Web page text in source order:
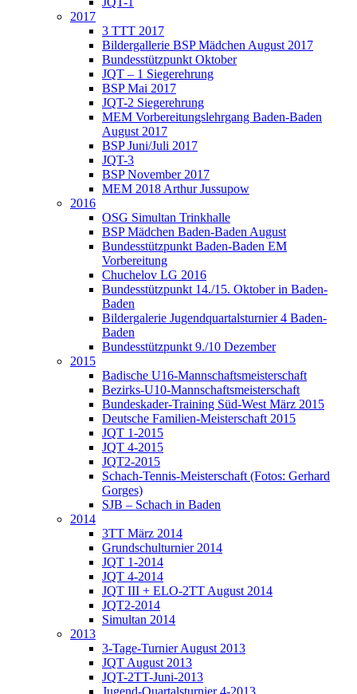
2017
3 TTT 2017
Bildergallerie BSP Mädchen August 2017
Bundesstützpunkt Oktober
JQT – 1 Siegerehrung
BSP Mai 2017
JQT-2 Siegerehrung
MEM Vorbereitungslehrgang Baden-Baden
August 2017
BSP Juni/Juli 2017
JQT-3
BSP November 2017
MEM 2018 Arthur Jussupow
2016
OSG Simultan Trinkhalle
BSP Mädchen Baden-Baden August
Bundesstützpunkt Baden-Baden EM
Vorbereitung
Chuchelov LG 2016
Bundesstützpunkt 14./15. Oktober in Baden-
Baden
Bildergalerie Jugendquartalsturnier 4 Baden-
Baden
Bundesstützpunkt 9./10 Dezember
2015
Badische U16-Mannschaftsmeisterschaft
Bezirks-U10-Mannschaftsmeisterschaft
Bundeskader-Training Süd-West März 2015
Deutsche Familien-Meisterschaft 2015
JQT 1-2015
JQT 4-2015
JQT2-2015
Schach-Tennis-Meisterschaft (Fotos: Gerhard
Gorges)
SJB – Schach in Baden
2014
3TT März 2014
Grundschulturnier 2014
JQT 1-2014
JQT 4-2014
JQT III + ELO-2TT August 2014
JQT2-2014
Simultan 2014
2013
3-Tage-Turnier August 2013
JQT August 2013
JQT-2TT-Juni-2013
Jugend-Quartalsturnier 4-2013